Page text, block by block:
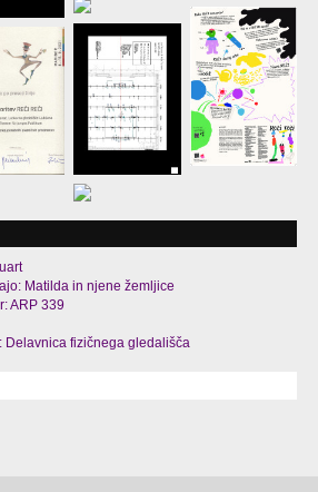
Matilda in njene žemljice
ARP 339
Delavnica fizičnega gledališča